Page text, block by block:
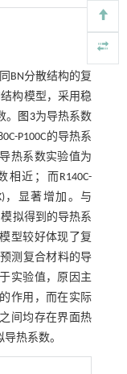
BN分散结构的复
结构模型，采用稳
图3为导热系数
P100C的导热系
导热系数实验值为
相近；而R140C-
，显著增加。与
模拟得到的导热系
型较好体现了复
测复合材料的导
实验值，原因主
作用，而在实际
间均存在界面热
热系数。